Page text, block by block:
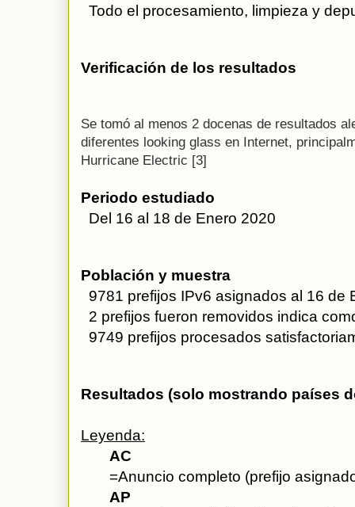
Todo el procesamiento, limpieza y
Verificación de los resultados
Se tomó al menos 2 docenas de resultados
diferentes looking glass en Internet,
Hurricane Electric [3]
Periodo estudiado
Del 16 al 18 de Enero 2020
Población y muestra
9781 prefijos IPv6 asignados al 16 de
2 prefijos fueron removidos indica
9749 prefijos procesados
Resultados (solo mostrando países
Leyenda:
AC
=Anuncio completo (prefijo
AP